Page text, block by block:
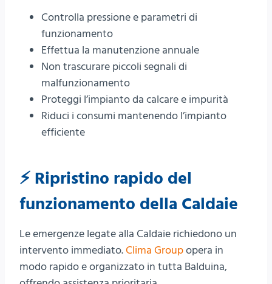
Controlla pressione e parametri di
funzionamento
Effettua la manutenzione annuale
Non trascurare piccoli segnali di
malfunzionamento
Proteggi l’impianto da calcare e impurità
Riduci i consumi mantenendo l’impianto
efficiente
⚡ Ripristino rapido del
funzionamento della Caldaie
Le emergenze legate alla Caldaie richiedono un
intervento immediato.Clima Groupopera in
modo rapido e organizzato in tutta Balduina,